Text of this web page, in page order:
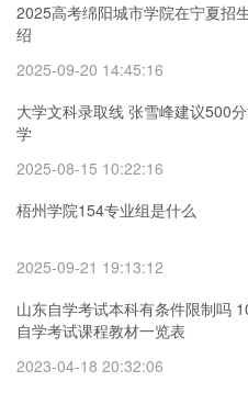
2025高考绵阳城市学院在宁夏招
绍
2025-09-20 14:45:16
大学文科录取线 张雪峰建议500
学
2025-08-15 10:22:16
梧州学院154专业组是什么
2025-09-21 19:13:12
山东自学考试本科有条件限制吗
自学考试课程教材一览表
2023-04-18 20:32:06